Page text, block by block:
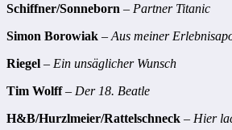
Schiffner/Sonneborn – Partner Titanic
Simon Borowiak – Aus meiner
Riegel – Ein unsäglicher Wunsch
Tim Wolff– Der 18. Beatle
H&B/Hurzlmeier/Rattelschneck – Hier